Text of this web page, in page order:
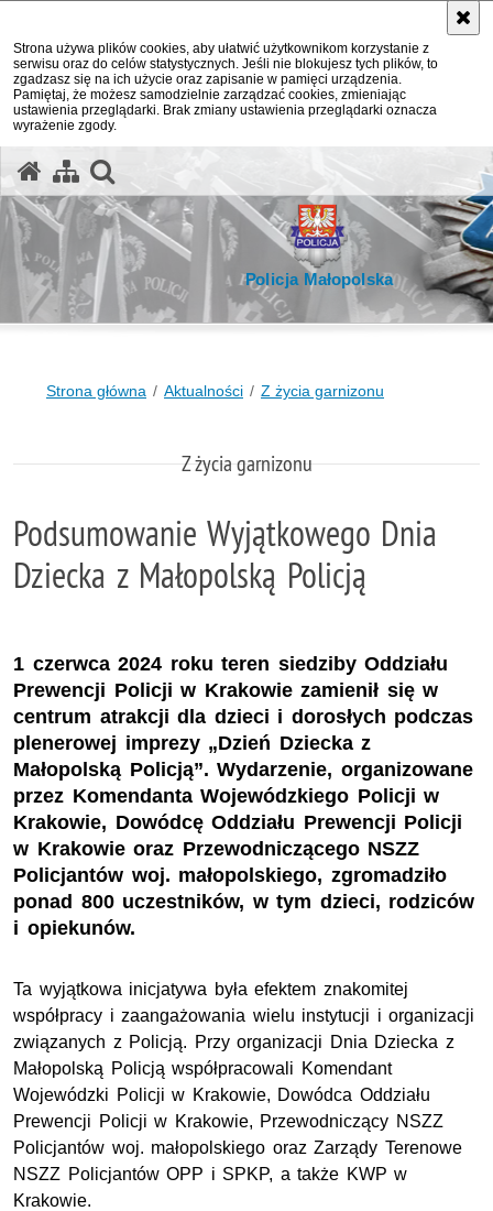
Strona używa plików cookies, aby ułatwić użytkownikom korzystanie z
serwisu oraz do celów statystycznych. Jeśli nie blokujesz tych plików, to
zgadzasz się na ich użycie oraz zapisanie w pamięci urządzenia.
Pamiętaj, że możesz samodzielnie zarządzać cookies, zmieniając
ustawienia przeglądarki. Brak zmiany ustawienia przeglądarki oznacza
wyrażenie zgody.
Policja Małopolska
Strona główna Aktualności Z życia garnizonu
Z życia garnizonu
Podsumowanie Wyjątkowego Dnia
Dziecka z Małopolską Policją
1 czerwca 2024 roku teren siedziby Oddziału
Prewencji Policji w Krakowie zamienił się w
centrum atrakcji dla dzieci i dorosłych podczas
plenerowej imprezy „Dzień Dziecka z
Małopolską Policją”. Wydarzenie, organizowane
przez Komendanta Wojewódzkiego Policji w
Krakowie, Dowódcę Oddziału Prewencji Policji
w Krakowie oraz Przewodniczącego NSZZ
Policjantów woj. małopolskiego, zgromadziło
ponad 800 uczestników, w tym dzieci, rodziców
i opiekunów.
Ta wyjątkowa inicjatywa była efektem znakomitej
współpracy i zaangażowania wielu instytucji i organizacji
związanych z Policją. Przy organizacji Dnia Dziecka z
Małopolską Policją współpracowali Komendant
Wojewódzki Policji w Krakowie, Dowódca Oddziału
Prewencji Policji w Krakowie, Przewodniczący NSZZ
Policjantów woj. małopolskiego oraz Zarządy Terenowe
NSZZ Policjantów OPP i SPKP, a także KWP w
Krakowie.